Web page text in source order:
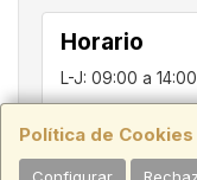
Política de
Horario
L-J: 09:00 a
PARIS, 24, LOCAL 6,